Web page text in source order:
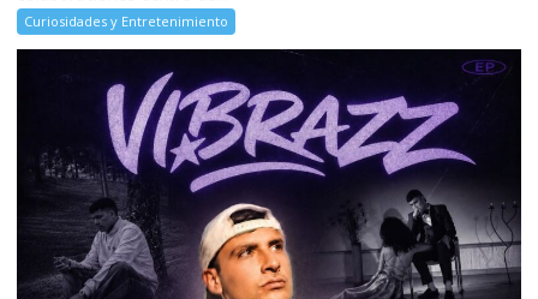
Curiosidades y Entretenimiento